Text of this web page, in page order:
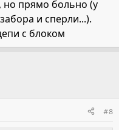
но прямо больно (у
и сперли...).
с блоком
#8